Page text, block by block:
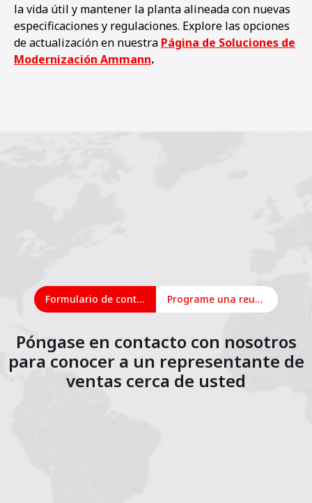
la vida útil y mantener la planta alineada con nuevas
especificaciones y regulaciones. Explore las opciones
de actualización en nuestra Página de Soluciones de
Modernización Ammann.
Formulario de contacto Programe una reunión en línea
Póngase en contacto con nosotros
para conocer a un representante de
ventas cerca de usted